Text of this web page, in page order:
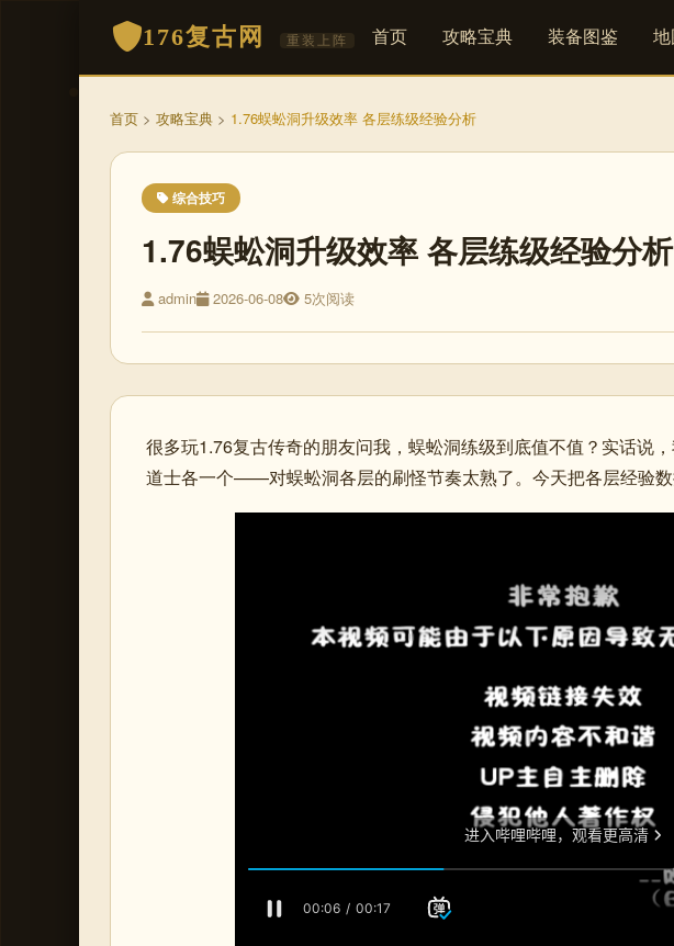
176复古网 重装上阵 首页 攻略宝典 装备图鉴
首页 > 攻略宝典 > 1.76蜈蚣洞升级效率 各层练级经验分析
综合技巧
1.76蜈蚣洞升级效率 各层练级经验分析
admin 2026-06-08 5次阅读
很多玩1.76复古传奇的朋友问我，蜈蚣洞练级到底值不值？实话说
道士各一个——对蜈蚣洞各层的刷怪节奏太熟了。今天把各层经验数